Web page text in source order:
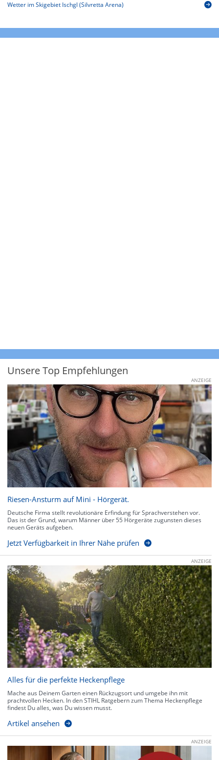
Wetter im Skigebiet Ischgl (Silvretta Arena)
Unsere Top Empfehlungen
ANZEIGE
Riesen-Ansturm auf Mini - Hörgerät.
Deutsche Firma stellt revolutionäre Erfindung für Sprachverstehen vor.
Das ist der Grund, warum Männer über 55 Hörgeräte zugunsten dieses
neuen Geräts aufgeben.
Jetzt Verfügbarkeit in Ihrer Nähe prüfen
ANZEIGE
Alles für die perfekte Heckenpflege
Mache aus Deinem Garten einen Rückzugsort und umgebe ihn mit
prachtvollen Hecken. In den STIHL Ratgebern zum Thema Heckenpflege
findest Du alles, was Du wissen musst.
Artikel ansehen
ANZEIGE